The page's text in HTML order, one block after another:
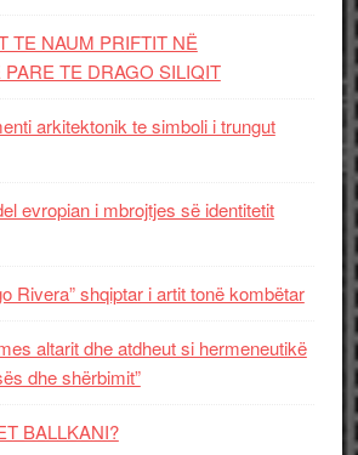
TE NAUM PRIFTIT NË
TE DRAGO SILIQIT
arkitektonik te simboli i trungut
evropian i mbrojtjes së identitetit
Rivera” shqiptar i artit tonë kombëtar
altarit dhe atdheut si hermeneutikë
dhe shërbimit”
BALLKANI?